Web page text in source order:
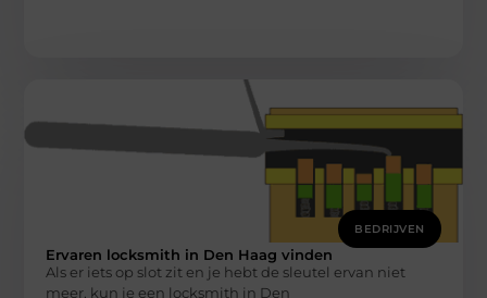
BEDRIJVEN
Ervaren locksmith in Den Haag vinden
Als er iets op slot zit en je hebt de sleutel ervan niet
meer, kun je een locksmith in Den